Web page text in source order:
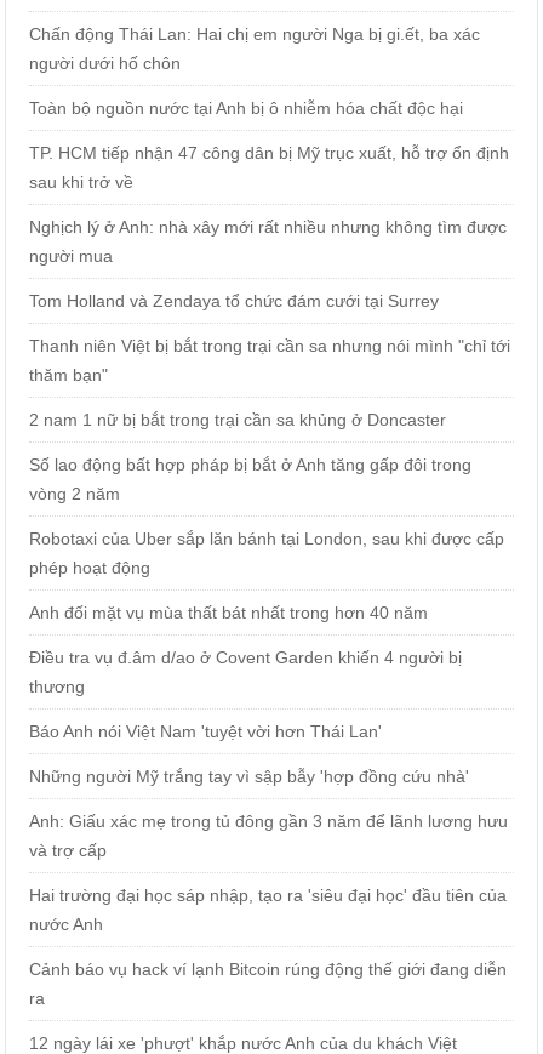
Chấn động Thái Lan: Hai chị em người Nga bị gi.ết, ba xác
người dưới hố chôn
Toàn bộ nguồn nước tại Anh bị ô nhiễm hóa chất độc hại
TP. HCM tiếp nhận 47 công dân bị Mỹ trục xuất, hỗ trợ ổn định
sau khi trở về
Nghịch lý ở Anh: nhà xây mới rất nhiều nhưng không tìm được
người mua
Tom Holland và Zendaya tổ chức đám cưới tại Surrey
Thanh niên Việt bị bắt trong trại cần sa nhưng nói mình "chỉ tới
thăm bạn"
2 nam 1 nữ bị bắt trong trại cần sa khủng ở Doncaster
Số lao động bất hợp pháp bị bắt ở Anh tăng gấp đôi trong
vòng 2 năm
Robotaxi của Uber sắp lăn bánh tại London, sau khi được cấp
phép hoạt động
Anh đối mặt vụ mùa thất bát nhất trong hơn 40 năm
Điều tra vụ đ.âm d/ao ở Covent Garden khiến 4 người bị
thương
Báo Anh nói Việt Nam 'tuyệt vời hơn Thái Lan'
Những người Mỹ trắng tay vì sập bẫy 'hợp đồng cứu nhà'
Anh: Giấu xác mẹ trong tủ đông gần 3 năm để lãnh lương hưu
và trợ cấp
Hai trường đại học sáp nhập, tạo ra 'siêu đại học' đầu tiên của
nước Anh
Cảnh báo vụ hack ví lạnh Bitcoin rúng động thế giới đang diễn
ra
12 ngày lái xe 'phượt' khắp nước Anh của du khách Việt